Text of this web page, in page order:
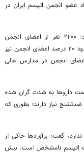
اتیسمایران در
ایران از پوشک بزرگسال استفاده می‌کنند. حدود ۲۰ درصد اعضای انجمن نیز
۱۵۰۰ نفر نیز از اعضای انجمن در مدارس عالی
داروها به شدت گران شده
ضدتشنجنیاز دارند؛ بطوری که
گفت: برآوردها حاکی از
اتیسم نامشخص است. بیش